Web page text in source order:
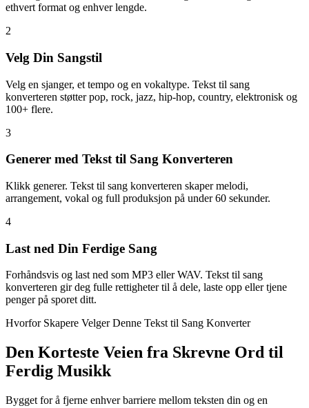
ethvert format og enhver lengde.
2
Velg Din Sangstil
Velg en sjanger, et tempo og en vokaltype. Tekst til sang
konverteren støtter pop, rock, jazz, hip-hop, country, elektronisk og
100+ flere.
3
Generer med Tekst til Sang Konverteren
Klikk generer. Tekst til sang konverteren skaper melodi,
arrangement, vokal og full produksjon på under 60 sekunder.
4
Last ned Din Ferdige Sang
Forhåndsvis og last ned som MP3 eller WAV. Tekst til sang
konverteren gir deg fulle rettigheter til å dele, laste opp eller tjene
penger på sporet ditt.
Hvorfor Skapere Velger Denne Tekst til Sang Konverter
Den Korteste Veien fra Skrevne Ord til
Ferdig Musikk
Bygget for å fjerne enhver barriere mellom teksten din og en